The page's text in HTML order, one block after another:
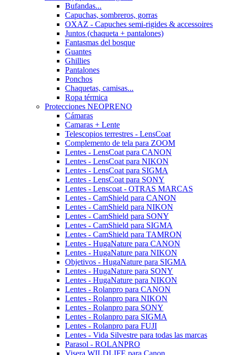
Bufandas...
Capuchas, sombreros, gorras
OXAZ - Capuches semi-rigides & accessoires
Juntos (chaqueta + pantalones)
Fantasmas del bosque
Guantes
Ghillies
Pantalones
Ponchos
Chaquetas, camisas...
Ropa térmica
Protecciones NEOPRENO
Cámaras
Camaras + Lente
Telescopios terrestres - LensCoat
Complemento de tela para ZOOM
Lentes - LensCoat para CANON
Lentes - LensCoat para NIKON
Lentes - LensCoat para SIGMA
Lentes - LensCoat para SONY
Lentes - Lenscoat - OTRAS MARCAS
Lentes - CamShield para CANON
Lentes - CamShield para NIKON
Lentes - CamShield para SONY
Lentes - CamShield para SIGMA
Lentes - CamShield para TAMRON
Lentes - HugaNature para CANON
Lentes - HugaNature para NIKON
Objetivos - HugaNature para SIGMA
Lentes - HugaNature para SONY
Lentes - HugaNature para NIKON
Lentes - Rolanpro para CANON
Lentes - Rolanpro para NIKON
Lentes - Rolanpro para SONY
Lentes - Rolanpro para SIGMA
Lentes - Rolanpro para FUJI
Lentes - Vida Silvestre para todas las marcas
Parasol - ROLANPRO
Visera WILDLIFE para Canon